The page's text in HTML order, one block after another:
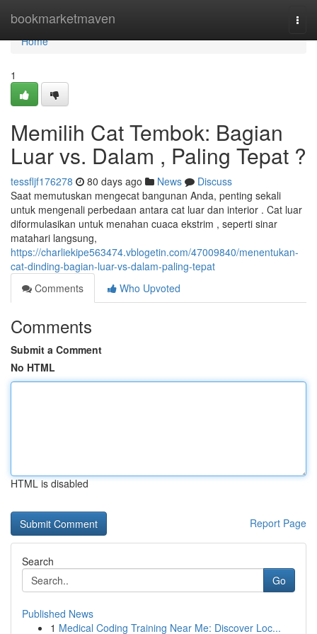
bookmarketmaven
Home
Home
1
Memilih Cat Tembok: Bagian
Luar vs. Dalam , Paling Tepat ?
tessfljf176278 80 days ago News
Discuss
Saat memutuskan mengecat bangunan Anda, penting sekali
untuk mengenali perbedaan antara cat luar dan interior . Cat luar
diformulasikan untuk menahan cuaca ekstrim , seperti sinar
matahari langsung,
https://charliekipe563474.vblogetin.com/47009840/menentukan-
cat-dinding-bagian-luar-vs-dalam-paling-tepat
Comments
Who Upvoted
Comments
Submit a Comment
No HTML
HTML is disabled
Report Page
Search
Go
Published News
1 Medical Coding Training Near Me: Discover Loc...